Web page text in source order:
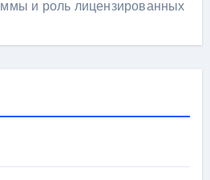
и роль лицензированных